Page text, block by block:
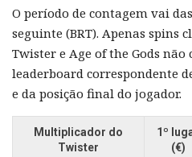
O período de contagem vai
seguinte (BRT). Apenas spins
Twister e Age of the Gods
leaderboard correspondente
e da posição final do jogador.
Multiplicador do
Twister
1º
(€)